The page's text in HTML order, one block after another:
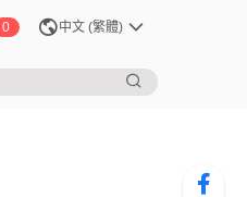
0 中文 (繁體)